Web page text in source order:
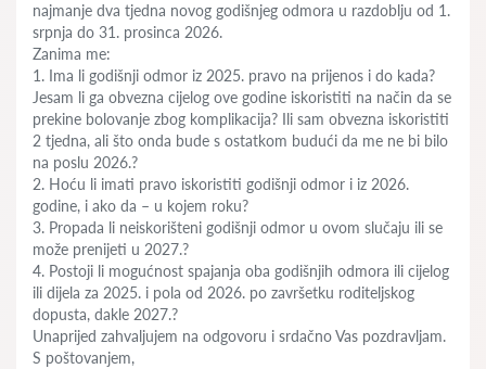
najmanje dva tjedna novog godišnjeg odmora u razdoblju od 1.
srpnja do 31. prosinca 2026.
Zanima me:
1. Ima li godišnji odmor iz 2025. pravo na prijenos i do kada?
Jesam li ga obvezna cijelog ove godine iskoristiti na način da se
prekine bolovanje zbog komplikacija? Ili sam obvezna iskoristiti
2 tjedna, ali što onda bude s ostatkom budući da me ne bi bilo
na poslu 2026.?
2. Hoću li imati pravo iskoristiti godišnji odmor i iz 2026.
godine, i ako da – u kojem roku?
3. Propada li neiskorišteni godišnji odmor u ovom slučaju ili se
može prenijeti u 2027.?
4. Postoji li mogućnost spajanja oba godišnjih odmora ili cijelog
ili dijela za 2025. i pola od 2026. po završetku roditeljskog
dopusta, dakle 2027.?
Unaprijed zahvaljujem na odgovoru i srdačno Vas pozdravljam.
S poštovanjem,